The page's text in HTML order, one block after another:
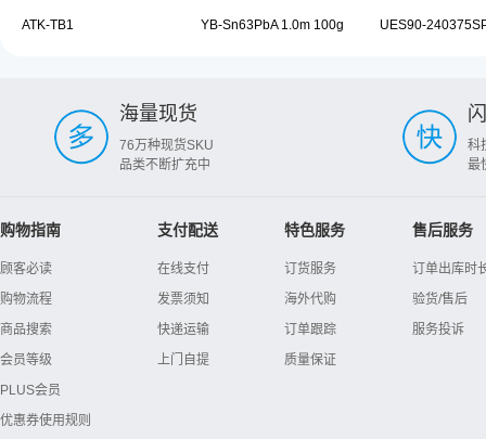
ATK-TB1 YB-Sn63PbA 1.0m 100g UES90-
海量现货
76万种现货SKU
品类不断扩充中
科
最
购物指南
顾客必读
购物流程
商品搜索
会员等级
PLUS会员
优惠券使用规则
支付配送
在线支付
发票须知
快递运输
上门自提
特色服务
订货服务
海外代购
订单跟踪
质量保证
售后服务
订单出库时
验货/售后
服务投诉